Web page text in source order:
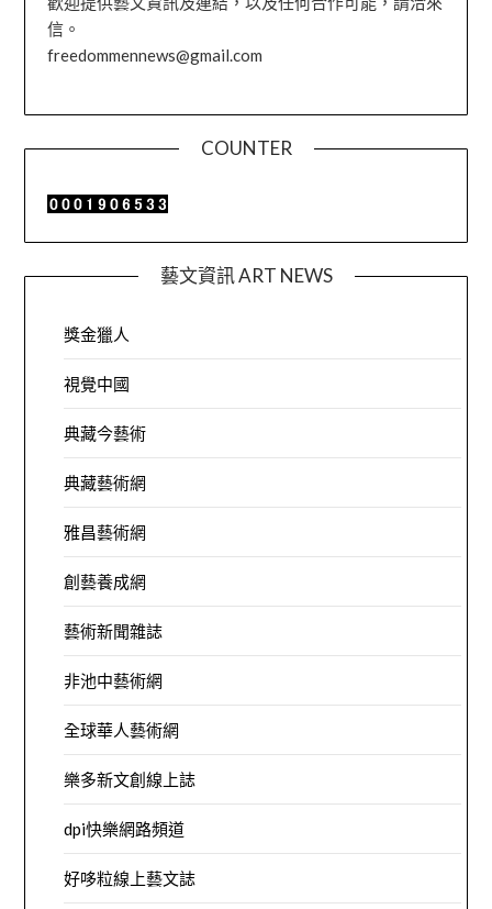
信。
freedommennews@gmail.com
COUNTER
藝文資訊 ART NEWS
獎金獵人
視覺中國
典藏今藝術
典藏藝術網
雅昌藝術網
創藝養成網
藝術新聞雜誌
非池中藝術網
全球華人藝術網
樂多新文創線上誌
dpi快樂網路頻道
好哆粒線上藝文誌